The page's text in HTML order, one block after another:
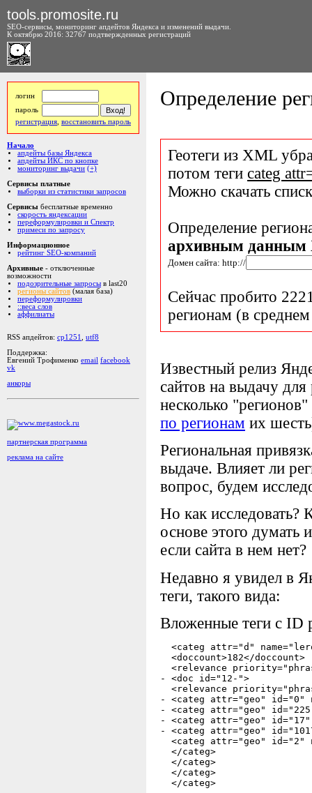
tools.promosite.ru
SEO-сервисы, мониторинг апдейтов Яндекса и изменений выдачи.
К октябрю 2016: 32767 подтвержденных регистраций
логин
пароль
регистрация восстановить пароль
Начало
апдейты базы Яндекса
апдейты ИКС по кнопке
мониторинг выдачи (+)
Сервисы платные
выборки из статистики запросов
Сервисы бесплатные временно
скорость яндексации
переформулировки и Спектр
примеси по запросу
Информационное
рейтинг SEO-компаний
Архивные - отключенные
возможности
подозрительные запросы в last20
регионы сайтов (малая база)
переформулировки
::веса слов
аффилиаты
RSS апдейтов: cp1251
utf8
Поддержка:
Евгений Трофименко email facebook
vk
анкоры
партнерская программа
реклама на сайте
Определение
Геотеги из XML
потом теги categ
Можно скачать
Определение
архивным данным
Домен сайта: http://
Сейчас пробито
регионам (в
Известный релиз
сайтов на выдачу для
несколько
по регионам их
Региональная
выдаче. Влияет ли
вопрос, будем
Но как исследовать?
основе этого думать
если сайта в нем нет?
Недавно я увидел в
теги, такого вида:
Вложенные теги с ID
<categ attr="d"
  <doccount>182</doccount>
<relevance
- <doc id="12-">
<relevance
- <categ attr="geo" id="0"
- <categ attr="geo"
- <categ attr="geo" id="17"
- <categ attr="geo"
<categ attr="geo"
  </categ>
  </categ>
  </categ>